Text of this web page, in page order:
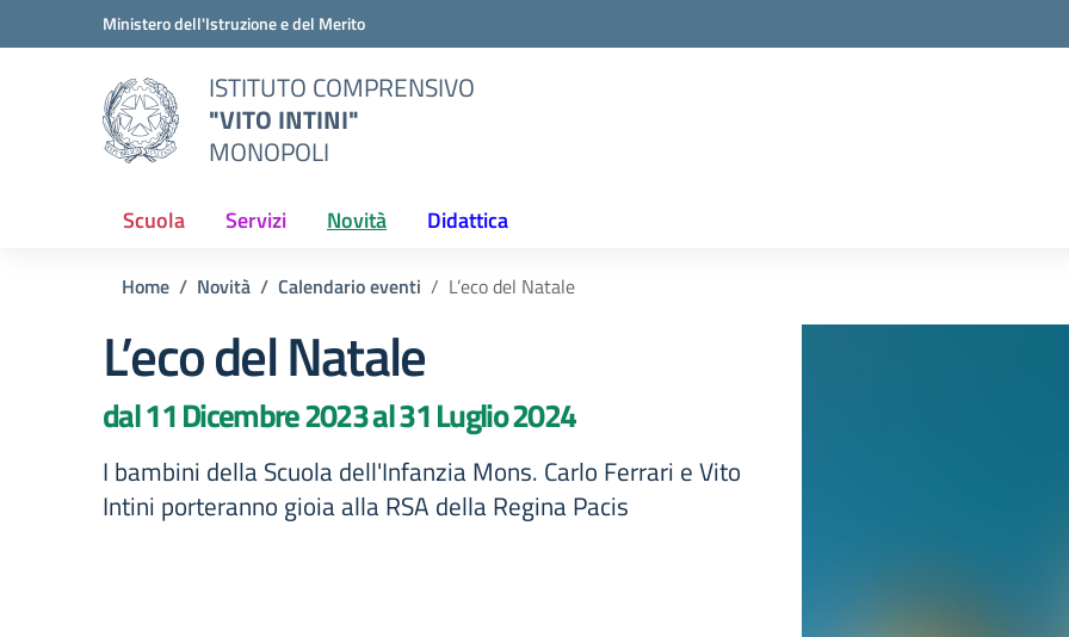
Vai ai contenuti
Vai al menu di navigazioneMinistero dell'Istruzione e del Merito
ISTITUTO COMPRENSIVO
"VITO INTINI"
MONOPOLI
Scuola Servizi Novità Didattica
Home Novità Calendario eventi L’eco del Natale
L’eco del Natale
dal 11 Dicembre 2023 al 31 Luglio 2024
I bambini della Scuola dell'Infanzia Mons. Carlo Ferrari e Vito
Intini porteranno gioia alla RSA della Regina Pacis